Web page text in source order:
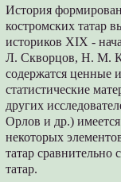
История
костромских татар
историков XIX -
Л. Скворцов, Н. М.
содержатся ценные
статистические
других
Орлов и др.)
некоторых
татар сравнительно
татар.